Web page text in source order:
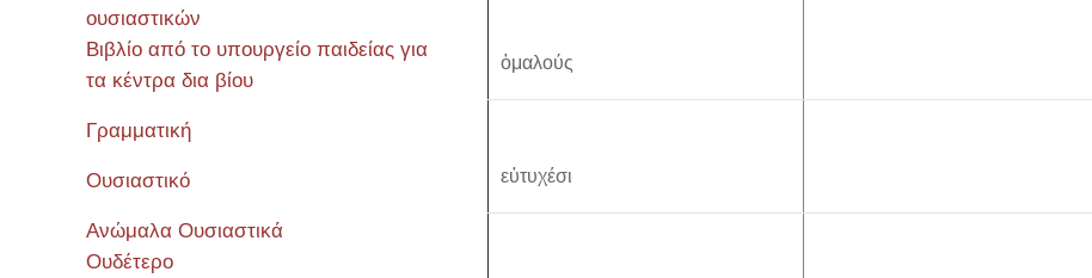
ὁμαλούς
εὐτυχέσι
ουσιαστικών
Βιβλίο από το υπουργείο παιδείας για
τα κέντρα δια βίου
Γραμματική
Ουσιαστικό
Ανώμαλα Ουσιαστικά
Ουδέτερο